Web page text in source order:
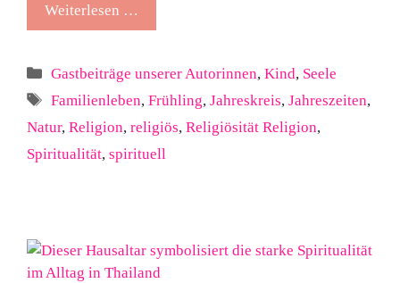
Weiterlesen …
Kategorien
Gastbeiträge unserer Autorinnen,Kind, Seele
Schlagwörter
Familienleben,Frühling,Jahreskreis,Jahreszeiten,
Natur, Religion, religiös, Religiösität Religion,
Spiritualität, spirituell